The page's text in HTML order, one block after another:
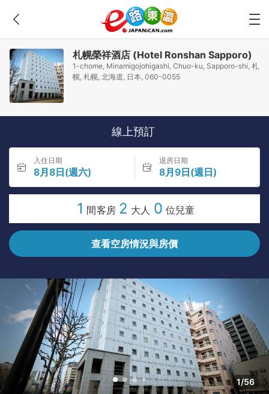
札幌榮祥酒店 (Hotel Ronshan Sapporo)
1-chome, Minamigojohigashi, Chuo-ku, Sapporo-shi, 札
幌, 札幌, 北海道, 日本, 060-0055
線上預訂
入住日期
8月8日(週六)
退房日期
8月9日(週日)
1 間客房 2 大人 0 位兒童
查看空房情況與房價
1/56